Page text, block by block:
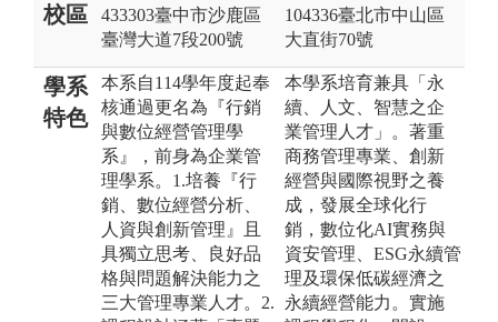
校區
433303臺中市沙鹿區
臺灣大道7段200號
104336臺北市中山區
大直街70號
學系
特色
本系自114學年度起奉
核通過更名為『行銷
與數位經營管理學
系』，前身為企業管
理學系。1.培養『行
銷、數位經營分析、
人資與創新管理』且
具獨立思考、良好品
格與問題解決能力之
三大管理專業人才。2.
本學系培育兼具「永
續、人文、智慧之企
業管理人才」。著重
商務管理專業、創新
經營與國際視野之養
成，發展全球化行
銷，數位化AI實務與
資安管理、ESG永續管
理及環保低碳經濟之
永續經營能力。實施